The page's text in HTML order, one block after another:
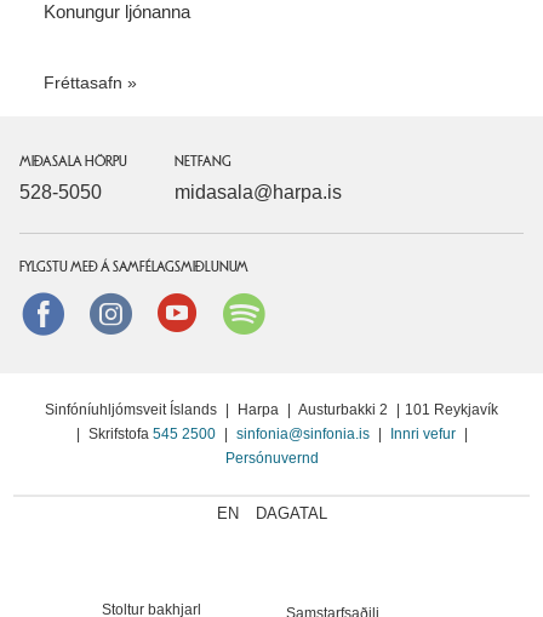
Konungur ljónanna
Fréttasafn
MIÐASALA HÖRPU
528-5050
NETFANG
midasala@harpa.is
FYLGSTU MEÐ Á SAMFÉLAGSMIÐLUNUM
FacebookinstagramYoutube
Sinfóníuhljómsveit Íslands | Harpa | Austurbakki 2 | 101 Reykjavík
| Skrifstofa 545 2500 | sinfonia@sinfonia.is | Innri vefur |
Persónuvernd
EN DAGATAL
Stoltur bakhjarl Samstarfsaðili